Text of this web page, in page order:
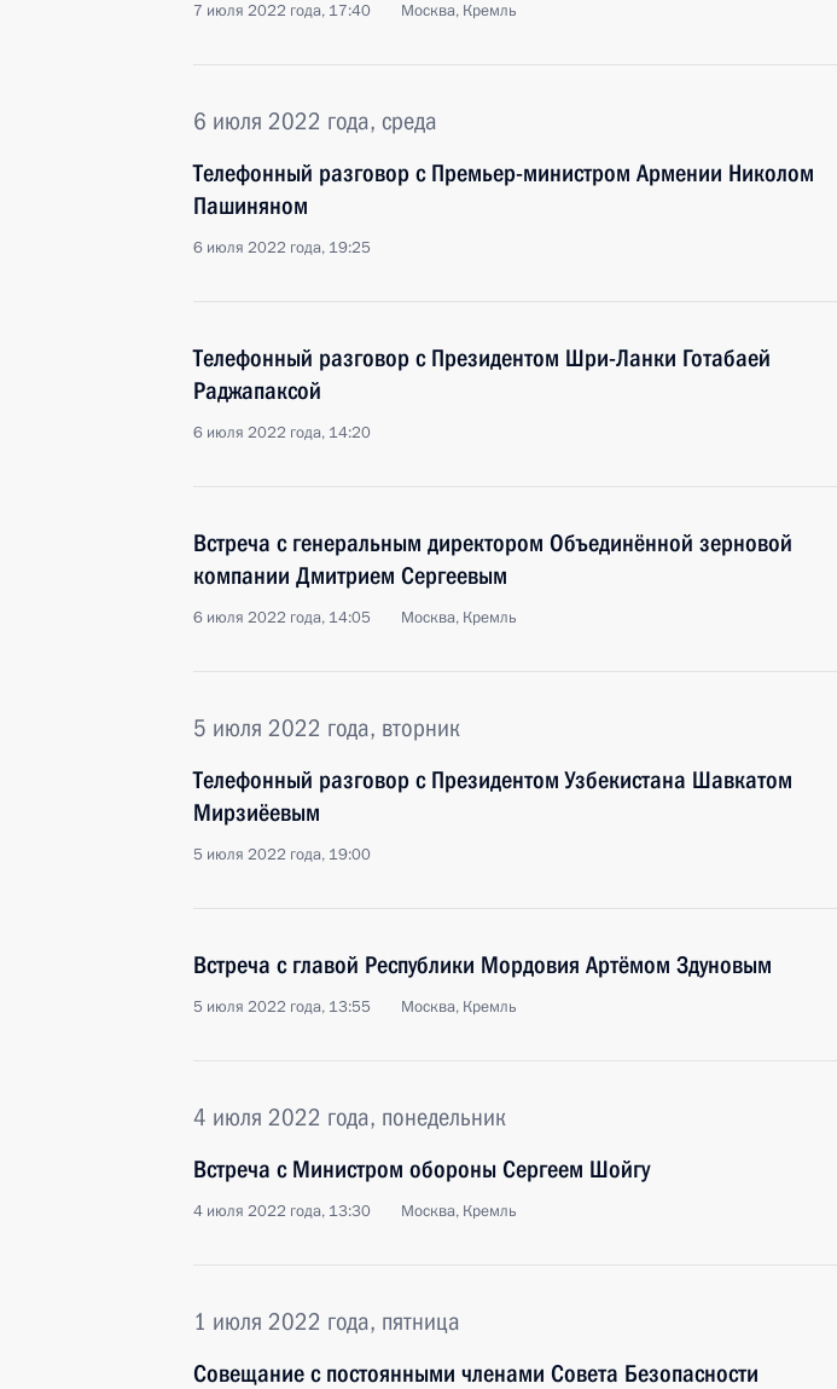
7 июля 2022 года, 17:40 Москва, Кремль
6 июля 2022 года, среда
Телефонный разговор с Премьер-министром Армении Николом
Пашиняном
6 июля 2022 года, 19:25
Телефонный разговор с Президентом Шри-Ланки Готабаей
Раджапаксой
6 июля 2022 года, 14:20
Встреча с генеральным директором Объединённой зерновой
компании Дмитрием Сергеевым
6 июля 2022 года, 14:05 Москва, Кремль
5 июля 2022 года, вторник
Телефонный разговор с Президентом Узбекистана Шавкатом
Мирзиёевым
5 июля 2022 года, 19:00
Встреча с главой Республики Мордовия Артёмом Здуновым
5 июля 2022 года, 13:55 Москва, Кремль
4 июля 2022 года, понедельник
Встреча с Министром обороны Сергеем Шойгу
4 июля 2022 года, 13:30 Москва, Кремль
1 июля 2022 года, пятница
Совещание с постоянными членами Совета Безопасности